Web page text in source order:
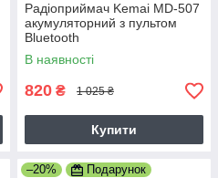
Радіоприймач Kemai MD-507
акумуляторний з пультом
Bluetooth
В наявності
820 ₴ 1 025 ₴
Купити
–20% Подарунок